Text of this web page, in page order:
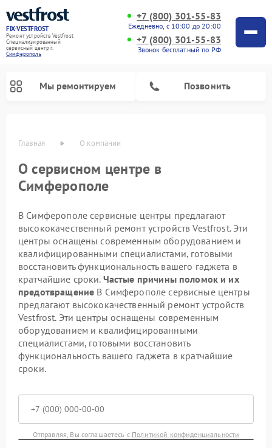
FIX-VESTFROST
Ремонт устройств Vestfrost
Специализированный
cервисный центр г.
Симферополь
+7 (800) 301-55-83
Ежедневно, с 10:00 до 20:00
+7 (800) 301-55-83
Звонок бесплатный по РФ
Мы ремонтируем Позвонить
Главная О компании
О сервисном центре в
Симферополе
В Симферополе сервисные центры предлагают
высококачественный ремонт устройств Vestfrost. Эти
центры оснащены современным оборудованием и
квалифицированными специалистами, готовыми
восстановить функциональность вашего гаджета в
кратчайшие сроки. Частые причины поломок и их
предотвращение В Симферополе сервисные центры
предлагают высококачественный ремонт устройств
Vestfrost. Эти центры оснащены современным
оборудованием и квалифицированными
специалистами, готовыми восстановить
функциональность вашего гаджета в кратчайшие
сроки.
Отправляя, Вы соглашаетесь с Политикой конфиденциальности